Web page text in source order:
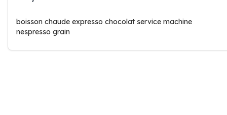
boisson chaude expresso chocolat service machine
nespresso grain